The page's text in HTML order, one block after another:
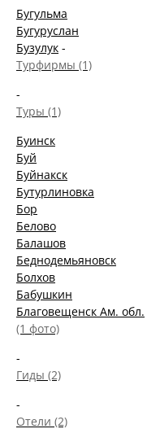
Бугульма
Бугуруслан
Бузулук -
Турфирмы (1)
-
Туры (1)
Буинск
Буй
Буйнакск
Бутурлиновка
Бор
Белово
Балашов
Беднодемьяновск
Болхов
Бабушкин
Благовещенск Ам. обл.
(1 фото)
-
Гиды (2)
-
Отели (2)